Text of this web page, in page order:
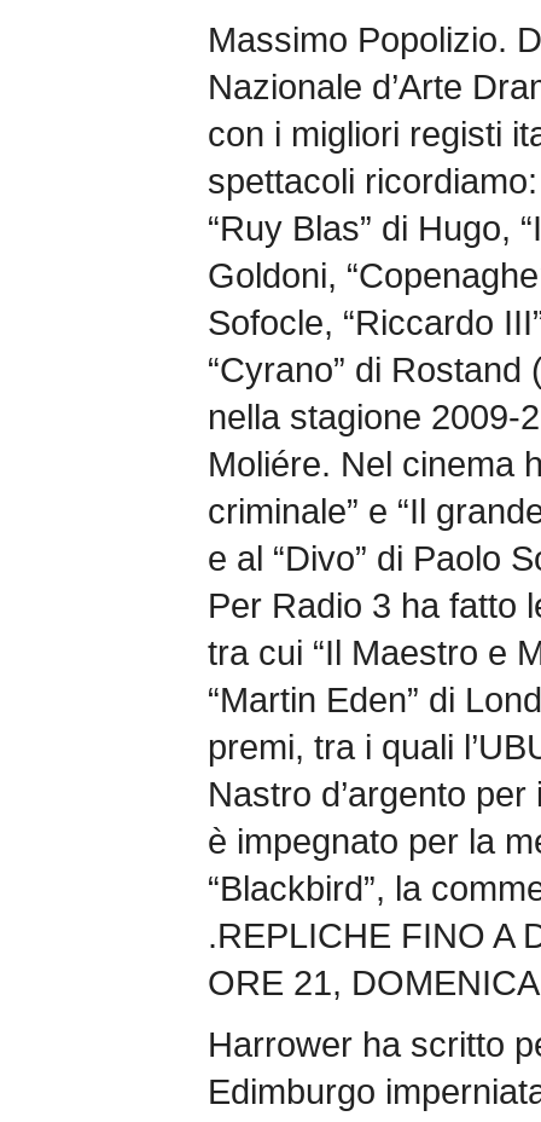
Massimo Popolizio.
Nazionale d’Arte
con i migliori registi
spettacoli
“Ruy Blas” di Hugo,
Goldoni,
Sofocle, “Riccardo
“Cyrano” di Rostand
nella stagione 2009-
Moliére. Nel cinema
criminale” e “Il
e al “Divo” di Paolo
Per Radio 3 ha fatto
tra cui “Il Maestro e
“Martin Eden” di
premi, tra i quali
Nastro d’argento
è impegnato per la
“Blackbird”, la
.REPLICHE FINO A
ORE 21,
Harrower ha scritto
Edimburgo